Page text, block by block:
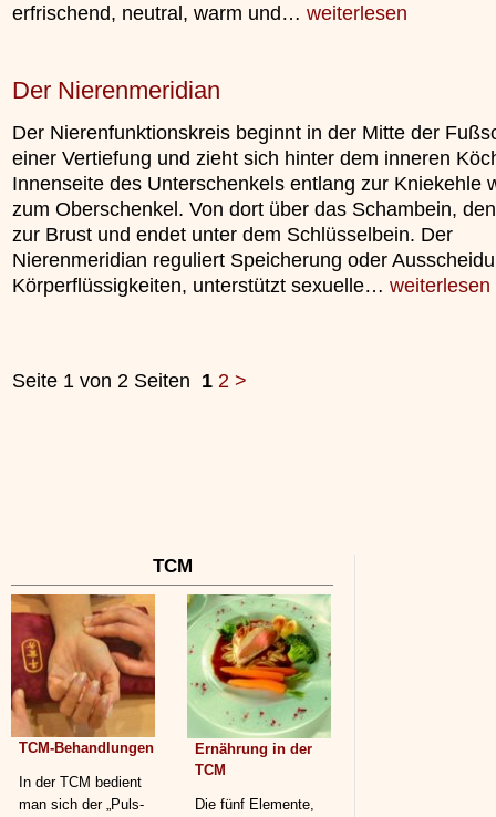
erfrischend, neutral, warm und… weiterlesen
Der Nierenmeridian
Der Nierenfunktionskreis beginnt in der Mitte der
einer Vertiefung und zieht sich hinter dem inneren
Innenseite des Unterschenkels entlang zur Kniekehle
zum Oberschenkel. Von dort über das Schambein,
zur Brust und endet unter dem Schlüsselbein. Der
Nierenmeridian reguliert Speicherung oder
Körperflüssigkeiten, unterstützt sexuelle… weiterlesen
Seite 1 von 2 Seiten 1 2 >
TCM
TCM-Behandlungen
In der TCM bedient
man sich der „Puls-
Ernährung in der
TCM
Die fünf Elemente,